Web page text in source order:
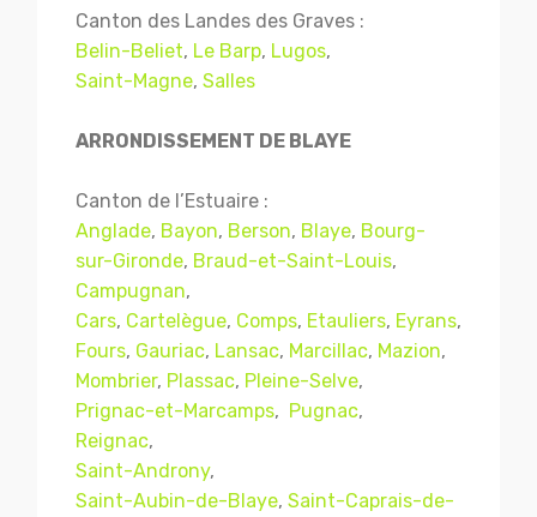
Canton des Landes des Graves :
Belin-Beliet, Le Barp, Lugos,
Saint-Magne, Salles
ARRONDISSEMENT DE BLAYE
Canton de l’Estuaire :
Anglade, Bayon, Berson, Blaye, Bourg-
sur-Gironde, Braud-et-Saint-Louis,
Campugnan,
Cars, Cartelègue, Comps, Etauliers, Eyrans,
Fours, Gauriac, Lansac, Marcillac, Mazion,
Mombrier, Plassac, Pleine-Selve,
Prignac-et-Marcamps, Pugnac,
Reignac,
Saint-Androny,
Saint-Aubin-de-Blaye, Saint-Caprais-de-